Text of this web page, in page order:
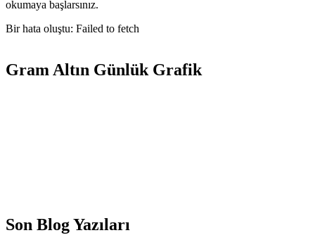
okumaya başlarsınız.
Bir hata oluştu: Failed to fetch
Gram Altın Günlük Grafik
Son Blog Yazıları